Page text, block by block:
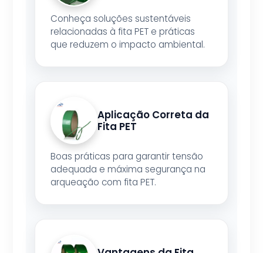
Conheça soluções sustentáveis
relacionadas à fita PET e práticas
que reduzem o impacto ambiental.
Aplicação Correta da
Fita PET
Boas práticas para garantir tensão
adequada e máxima segurança na
arqueação com fita PET.